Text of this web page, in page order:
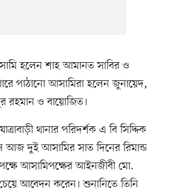
হলেন শাহ আমানত সাবির ও
পাঠানো আসামিরা হলেন জুনায়েদ,
রহমান ও বায়োজিত।
থানার পরিদর্শক এ বি সিদ্দিক
আজ দুই আসামির সাত দিনের রিমান্ড
আসামিপক্ষের আইনজীবী মো.
আবেদন করেন। শুনানিতে তিনি